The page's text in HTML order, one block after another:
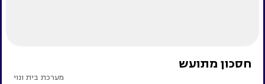
חסכון מתועש
מערכת בית ונוי